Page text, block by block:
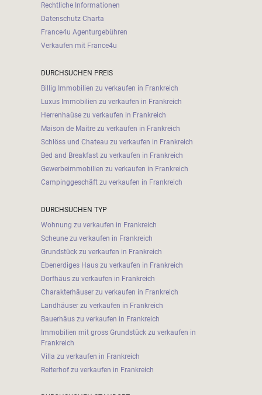
Rechtliche Informationen
Datenschutz Charta
France4u Agenturgebühren
Verkaufen mit France4u
DURCHSUCHEN PREIS
Billig Immobilien zu verkaufen in Frankreich
Luxus Immobilien zu verkaufen in Frankreich
Herrenhaüse zu verkaufen in Frankreich
Maison de Maitre zu verkaufen in Frankreich
Schlöss und Chateau zu verkaufen in Frankreich
Bed and Breakfast zu verkaufen in Frankreich
Gewerbeimmobilien zu verkaufen in Frankreich
Campinggeschäft zu verkaufen in Frankreich
DURCHSUCHEN TYP
Wohnung zu verkaufen in Frankreich
Scheune zu verkaufen in Frankreich
Grundstück zu verkaufen in Frankreich
Ebenerdiges Haus zu verkaufen in Frankreich
Dorfhäus zu verkaufen in Frankreich
Charakterhäuser zu verkaufen in Frankreich
Landhäuser zu verkaufen in Frankreich
Bauerhäus zu verkaufen in Frankreich
Immobilien mit gross Grundstück zu verkaufen in
Frankreich
Villa zu verkaufen in Frankreich
Reiterhof zu verkaufen in Frankreich